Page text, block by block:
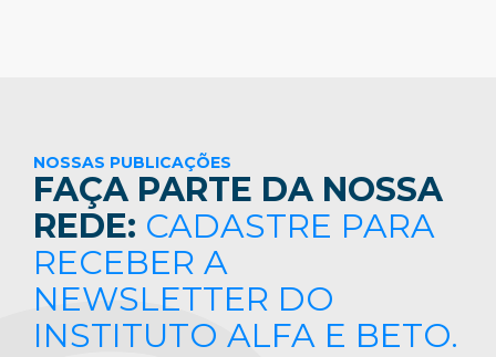
NOSSAS PUBLICAÇÕES
FAÇA PARTE DA NOSSA
REDE: CADASTRE PARA
RECEBER A
NEWSLETTER DO
INSTITUTO ALFA E BETO.